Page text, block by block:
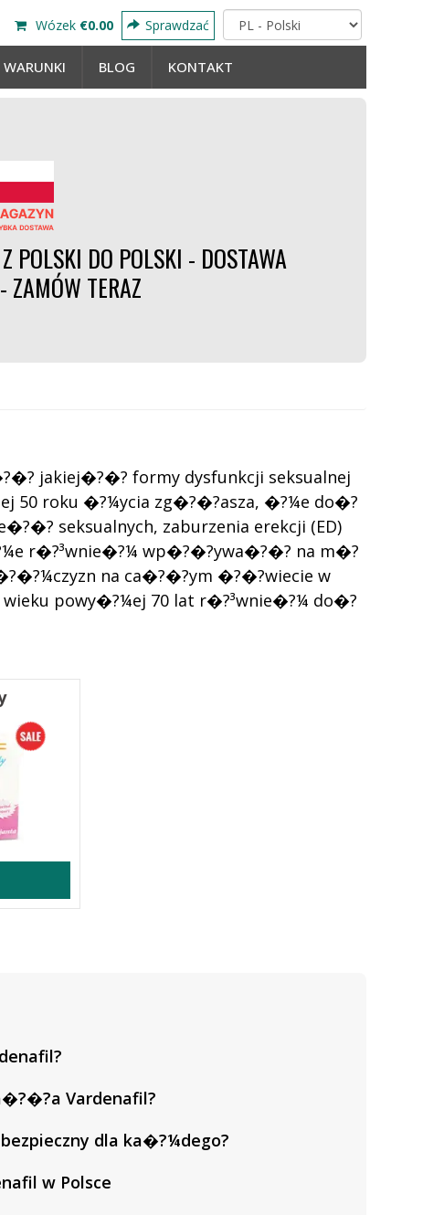
Wózek €0.00 Sprawdzać
WARUNKI BLOG KONTAKT
POLSKI DO POLSKI - DOSTAWA
TERAZ
jakiej�?�? formy dysfunkcji seksualnej
50 roku �?¼ycia zg�?�?asza, �?¼e do�?
seksualnych, zaburzenia erekcji (ED)
r�?³wnie�?¼ wp�?�?ywa�?�? na m�?
na ca�?�?ym �?�?wiecie w
powy�?¼ej 70 lat r�?³wnie�?¼ do�?
Vardenafil?
dla ka�?¼dego?
w Polsce